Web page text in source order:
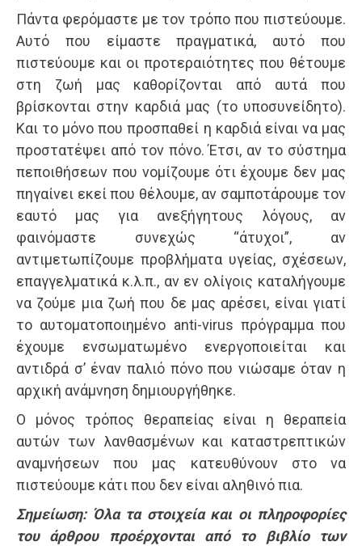
Πάντα φερόμαστε με τον τρόπο που πιστεύουμε.
Αυτό που είμαστε πραγματικά, αυτό που
πιστεύουμε και οι προτεραιότητες που θέτουμε
στη ζωή μας καθορίζονται από αυτά που
βρίσκονται στην καρδιά μας (το υποσυνείδητο).
Και το μόνο που προσπαθεί η καρδιά είναι να μας
προστατέψει από τον πόνο. Έτσι, αν το σύστημα
πεποιθήσεων που νομίζουμε ότι έχουμε δεν μας
πηγαίνει εκεί που θέλουμε, αν σαμποτάρουμε τον
εαυτό μας για ανεξήγητους λόγους, αν
φαινόμαστε συνεχώς “άτυχοι”, αν
αντιμετωπίζουμε προβλήματα υγείας, σχέσεων,
επαγγελματικά κ.λ.π., αν εν ολίγοις καταλήγουμε
να ζούμε μια ζωή που δε μας αρέσει, είναι γιατί
το αυτοματοποιημένο anti-virus πρόγραμμα που
έχουμε ενσωματωμένο ενεργοποιείται και
αντιδρά σ’ έναν παλιό πόνο που νιώσαμε όταν η
αρχική ανάμνηση δημιουργήθηκε.
Ο μόνος τρόπος θεραπείας είναι η θεραπεία
αυτών των λανθασμένων και καταστρεπτικών
αναμνήσεων που μας κατευθύνουν στο να
πιστεύουμε κάτι που δεν είναι αληθινό πια.
Σημείωση: Όλα τα στοιχεία και οι πληροφορίες
του άρθρου προέρχονται από το βιβλίο των